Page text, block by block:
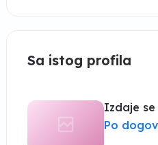
Sa istog profila
Izdaje se
Po